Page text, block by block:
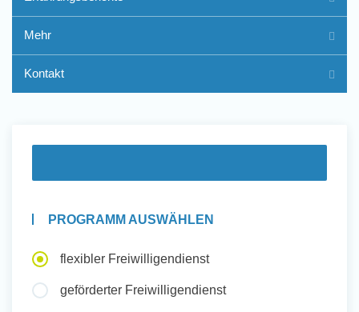
Auslandserfahrung Sammeln
und Sozial Engagieren
Mehr
Kontakt
PROGRAMM AUSWÄHLEN
flexibler Freiwilligendienst
geförderter Freiwilligendienst